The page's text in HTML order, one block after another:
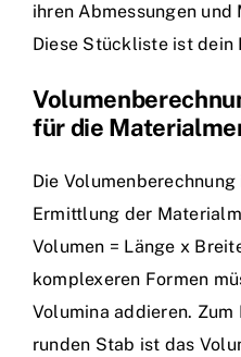
ihren Abmessungen
Diese Stückliste ist dein
für die
Die
Ermittlung der
Volumen = Länge x
komplexeren Formen
Volumina addieren. Zum
runden Stab ist das